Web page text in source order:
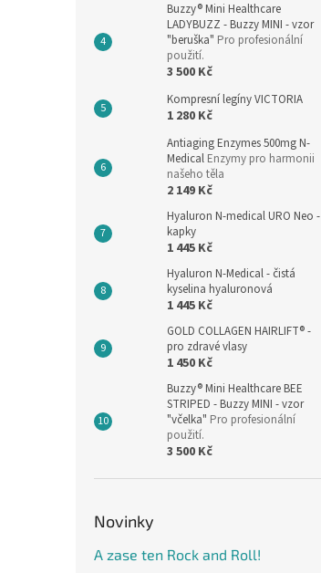
Buzzy® Mini Healthcare
LADYBUZZ - Buzzy MINI - vzor
"beruška" Pro profesionální
použití.
3 500 Kč
Kompresní legíny VICTORIA
1 280 Kč
Antiaging Enzymes 500mg N-
Medical Enzymy pro harmonii
našeho těla
2 149 Kč
Hyaluron N-medical URO Neo -
kapky
1 445 Kč
Hyaluron N-Medical - čistá
kyselina hyaluronová
1 445 Kč
GOLD COLLAGEN HAIRLIFT® -
pro zdravé vlasy
1 450 Kč
Buzzy® Mini Healthcare BEE
STRIPED - Buzzy MINI - vzor
"včelka" Pro profesionální
použití.
3 500 Kč
Novinky
A zase ten Rock and Roll!